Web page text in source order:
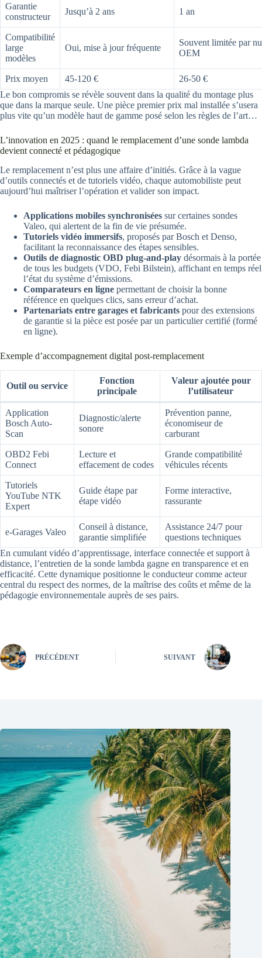
Garantie
constructeur
Jusqu’à 2 ans 1 an
Compatibilité
large
modèles
Oui, mise à jour fréquente
Souvent limitée par
OEM
Prix moyen 45-120 €
26-50 €
Le bon compromis se révèle souvent dans la qualité du montage plus
que dans la marque seule. Une pièce premier prix mal installée s’usera
plus vite qu’un modèle haut de gamme posé selon les règles de l’art…
L’innovation en 2025 : quand le remplacement d’une sonde lambda
devient connecté et pédagogique
Le remplacement n’est plus une affaire d’initiés. Grâce à la vague
d’outils connectés et de tutoriels vidéo, chaque automobiliste peut
aujourd’hui maîtriser l’opération et valider son impact.
Applications mobiles synchronisées sur certaines sondes
Valeo, qui alertent de la fin de vie présumée.
Tutoriels vidéo immersifs, proposés par Bosch et Denso,
facilitant la reconnaissance des étapes sensibles.
Outils de diagnostic OBD plug-and-play désormais à la portée
de tous les budgets (VDO, Febi Bilstein), affichant en temps réel
l’état du système d’émissions.
Comparateurs en ligne permettant de choisir la bonne
référence en quelques clics, sans erreur d’achat.
Partenariats entre garages et fabricants pour des extensions
de garantie si la pièce est posée par un particulier certifié (formé
en ligne).
Exemple d’accompagnement digital post-remplacement
Outil ou service
Fonction
principale
Valeur ajoutée pour
l’utilisateur
Application
Bosch Auto-
Scan
Diagnostic/alerte
sonore
Prévention panne,
économiseur de
carburant
OBD2 Febi
Connect
Lecture et
effacement de codes
Grande compatibilité
véhicules récents
Tutoriels
YouTube NTK
Expert
Guide étape par
étape vidéo
Forme interactive,
rassurante
e-Garages Valeo
Conseil à distance,
garantie simplifiée
Assistance 24/7 pour
questions techniques
En cumulant vidéo d’apprentissage, interface connectée et support à
distance, l’entretien de la sonde lambda gagne en transparence et en
efficacité. Cette dynamique positionne le conducteur comme acteur
central du respect des normes, de la maîtrise des coûts et même de la
pédagogie environnementale auprès de ses pairs.
PRÉCÉDENT SUIVANT